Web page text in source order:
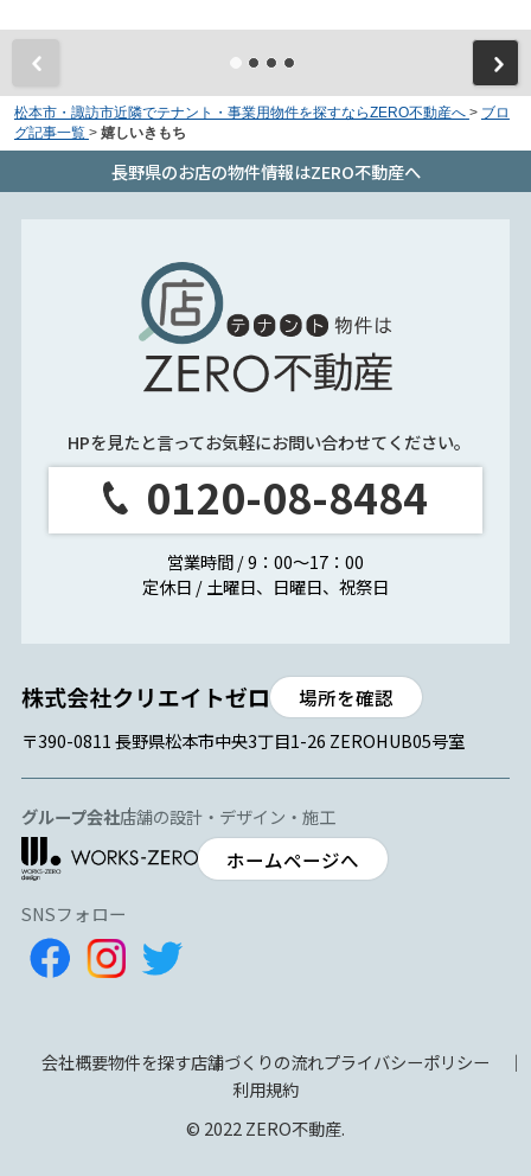
松本市・諏訪市近隣でテナント・事業用物件を探すならZERO不動産へ > ブロ
グ記事一覧 > 嬉しいきもち
長野県のお店の物件情報はZERO不動産へ
HPを見たと言ってお気軽にお問い合わせてください。
0120-08-8484
営業時間 / 9：00～17：00
定休日 / 土曜日、日曜日、祝祭日
場所を確認
〒390-0811 長野県松本市中央3丁目1-26 ZEROHUB05号室
グループ会社店舗の設計・デザイン・施工
ホームページへ
SNSフォロー
会社概要物件を探す店舗づくりの流れプライバシーポリシー
利用規約
© 2022 ZERO不動産.